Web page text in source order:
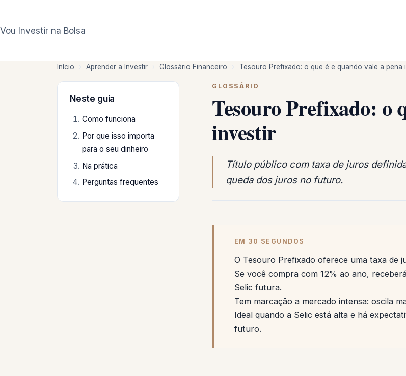
o
Vou Investir na Bolsa
Início Aprender a Investir Glossário Financeiro Tesouro Prefixado: o que é e quando vale a pena
GLOSSÁRIO
Tesouro Prefixado: o
investir
Título público com taxa de juros
queda dos juros no futuro.
EM 30 SEGUNDOS
O Tesouro Prefixado oferece uma taxa de
Se você compra com 12% ao ano,
Selic futura.
Tem marcação a mercado intensa: oscila
Ideal quando a Selic está alta e há
futuro.
Neste guia
Como funciona
Por que isso importa
para o seu dinheiro
Na prática
Perguntas frequentes